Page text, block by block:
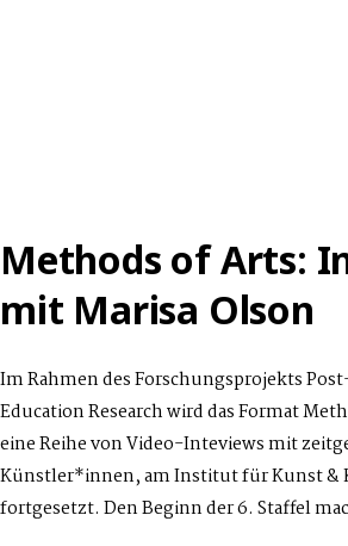
Methods of Arts:
mit Marisa Olson
Im Rahmen des Forschungsprojekts
Education Research wird das Format
eine Reihe von Video-Inteviews mit
Künstler*innen, am Institut für Kunst &
fortgesetzt. Den Beginn der 6. Staffel